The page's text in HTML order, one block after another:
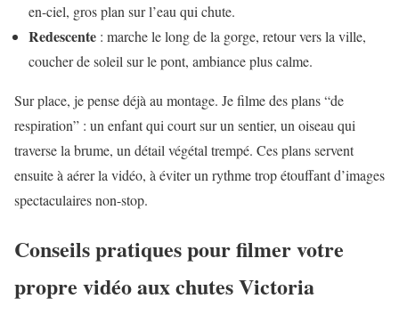
en-ciel, gros plan sur l’eau qui chute.
Redescente : marche le long de la gorge, retour vers la ville,
coucher de soleil sur le pont, ambiance plus calme.
Sur place, je pense déjà au montage. Je filme des plans “de
respiration” : un enfant qui court sur un sentier, un oiseau qui
traverse la brume, un détail végétal trempé. Ces plans servent
ensuite à aérer la vidéo, à éviter un rythme trop étouffant d’images
spectaculaires non-stop.
Conseils pratiques pour filmer votre
propre vidéo aux chutes Victoria